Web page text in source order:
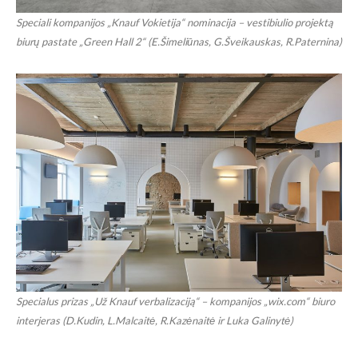
Speciali kompanijos „Knauf Vokietija“ nominacija – vestibiulio projektą
biurų pastate „Green Hall 2“ (E.Šimeliūnas, G.Šveikauskas, R.Paternina)
Specialus prizas „Už Knauf verbalizaciją“ – kompanijos „wix.com“ biuro
interjeras (D.Kudin, L.Malcaitė, R.Kazėnaitė ir Luka Galinytė)